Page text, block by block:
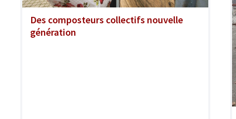
Des composteurs collectifs nouvelle
génération